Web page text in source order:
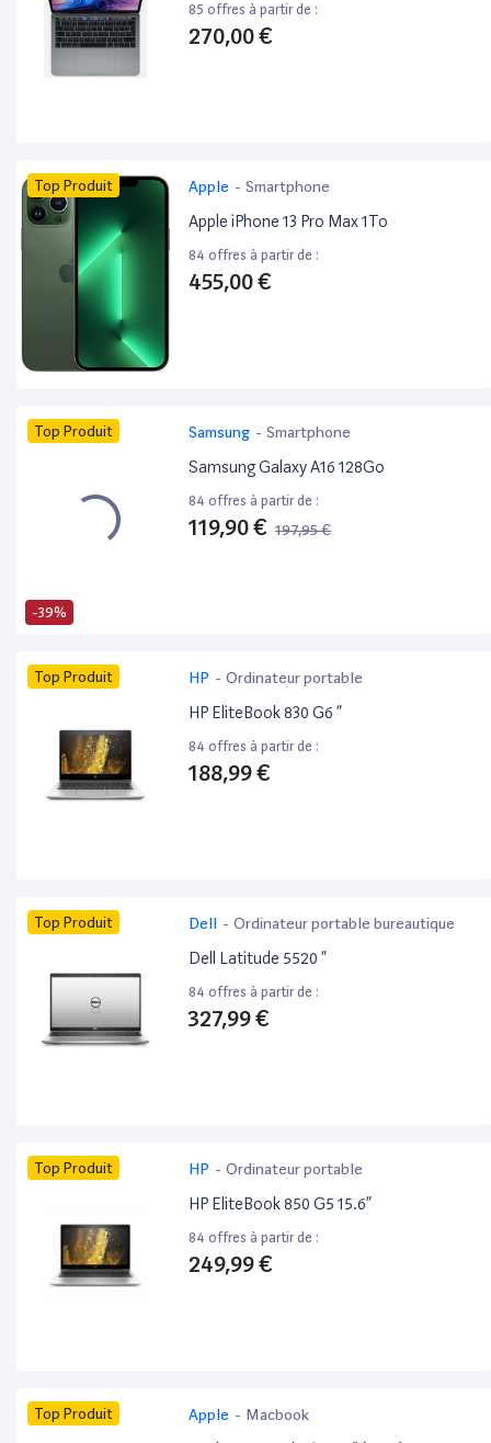
85 offres à partir de :
270,00 €
Top Produit Apple - Smartphone
Apple iPhone 13 Pro Max 1To
84 offres à partir de :
455,00 €
-39%
Top Produit Samsung - Smartphone
Samsung Galaxy A16 128Go
84 offres à partir de :
119,90 € 197,95 €
Top Produit HP - Ordinateur portable
HP EliteBook 830 G6 ”
84 offres à partir de :
188,99 €
Top Produit Dell - Ordinateur portable bureautique
Dell Latitude 5520 ”
84 offres à partir de :
327,99 €
Top Produit HP - Ordinateur portable
HP EliteBook 850 G5 15.6”
84 offres à partir de :
249,99 €
Top Produit Apple - Macbook